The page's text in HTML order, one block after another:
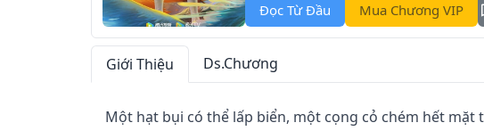
Đọc Từ Đầu Mua Chương VIP
Giới Thiệu Ds.Chương
Một hạt bụi có thể lấp biển, một cọng cỏ chém hết